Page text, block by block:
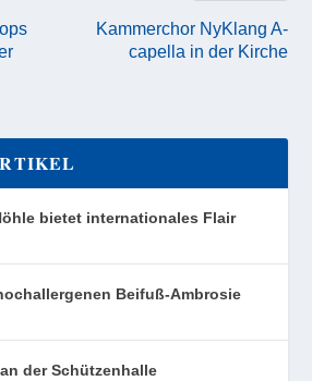
Kammerchor NyKlang A-
capella in der Kirche
bietet internationales Flair
Beifuß-Ambrosie
der Schützenhalle